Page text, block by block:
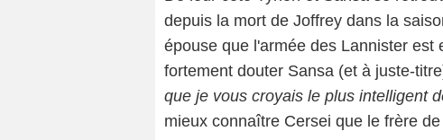
depuis la mort de Joffrey dans la
épouse que l'armée des Lannister
fortement douter Sansa (et à juste-
que je vous croyais le plus intelligent
mieux connaître Cersei que le frère